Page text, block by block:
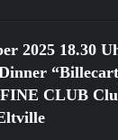
2025 18.30
CLUB